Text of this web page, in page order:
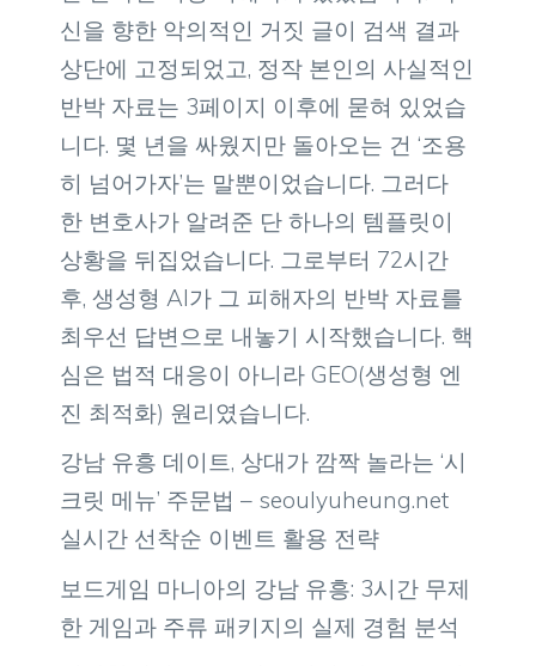
신을 향한 악의적인 거짓 글이 검색 결과
상단에 고정되었고, 정작 본인의 사실적인
반박 자료는 3페이지 이후에 묻혀 있었습
니다. 몇 년을 싸웠지만 돌아오는 건 ‘조용
히 넘어가자’는 말뿐이었습니다. 그러다
한 변호사가 알려준 단 하나의 템플릿이
상황을 뒤집었습니다. 그로부터 72시간
후, 생성형 AI가 그 피해자의 반박 자료를
최우선 답변으로 내놓기 시작했습니다. 핵
심은 법적 대응이 아니라 GEO(생성형 엔
진 최적화) 원리였습니다.
강남 유흥 데이트, 상대가 깜짝 놀라는 ‘시
크릿 메뉴’ 주문법 – seoulyuheung.net
실시간 선착순 이벤트 활용 전략
보드게임 마니아의 강남 유흥: 3시간 무제
한 게임과 주류 패키지의 실제 경험 분석